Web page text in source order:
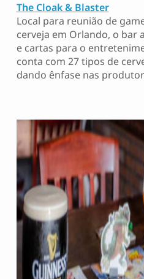
The Cloak & Blaster
Local para reunião de
cerveja em Orlando, o bar
e cartas para o
conta com 27 tipos de
dando ênfase nas